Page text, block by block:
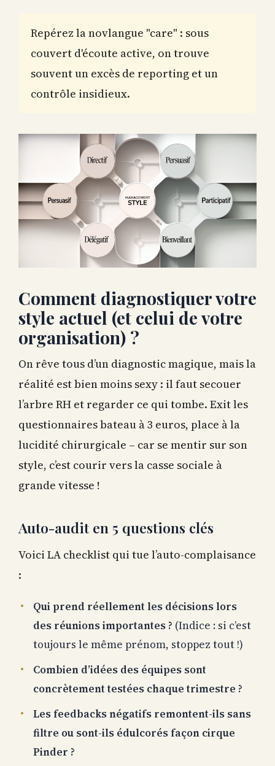
Repérez la novlangue "care" : sous
couvert d'écoute active, on trouve
souvent un excès de reporting et un
contrôle insidieux.
Comment diagnostiquer votre
style actuel (et celui de votre
organisation) ?
On rêve tous d’un diagnostic magique, mais la
réalité est bien moins sexy : il faut secouer
l’arbre RH et regarder ce qui tombe. Exit les
questionnaires bateau à 3 euros, place à la
lucidité chirurgicale – car se mentir sur son
style, c’est courir vers la casse sociale à
grande vitesse !
Auto-audit en 5 questions clés
Voici LA checklist qui tue l’auto-complaisance
:
Qui prend réellement les décisions lors
des réunions importantes ? (Indice : si c’est
toujours le même prénom, stoppez tout !)
Combien d’idées des équipes sont
concrètement testées chaque trimestre ?
Les feedbacks négatifs remontent-ils sans
filtre ou sont-ils édulcorés façon cirque
Pinder ?